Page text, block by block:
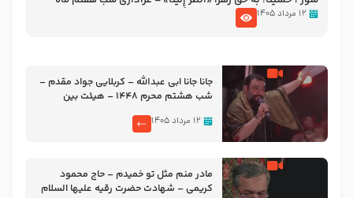
محرّم 1405
۱۲ مرداد ۱۴۰۵
جانا جانا ابی عبدالله – کربلایی جواد مقدم –
شب هشتم محرم 1448 – هیئت بین
۱۲ مرداد ۱۴۰۵
مادر منم مثل تو خمیدم – حاج محمود
کریمی – شهادت حضرت رقیه علیها السلام